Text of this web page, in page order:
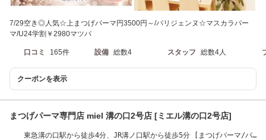
7/29空き◎人気☆上まつげパーマ円3500円～/パリジェンヌ☆マスカラパー
マ/U24学割￥2980マツパ
口コミ 165件 設備 総数4 スタッフ 総数4人
クーポンを表示
まつげパーマ専門店 miel 溝の口2号店 [ミエル溝の口2号店]
東急溝の口駅から徒歩4分、JR溝ノ口駅から徒歩5分 [まつげパーマ/パ